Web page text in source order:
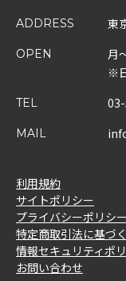
ADDRESS 東
OPEN
月
※
TEL
MAIL
利用規約
サイトポリシー
プライバシーポリシー
特定商取引法に基づ
情報セキュリティポ
お問い合わせ